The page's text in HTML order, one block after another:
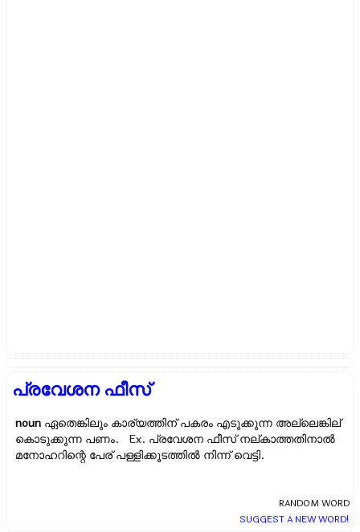
പ്രവേശന ഫീസ്
noun ഏതെങ്കിലും കാര്യത്തിന്‌ പകരം എടുക്കുന്ന അല്ലെങ്കില്
കൊടുക്കുന്ന പണം. Ex. പ്രവേശന ഫീസ് നല്കാത്തതിനാല്‍
മനോഹറിന്റെ പേര് പള്ളിക്കൂടത്തില്‍ നിന്ന് വെട്ടി.
RANDOM WORD
SUGGEST A NEW WORD!